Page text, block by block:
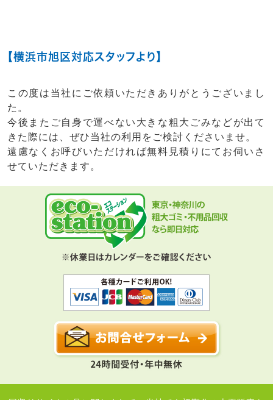
【横浜市旭区対応スタッフより】
この度は当社にご依頼いただきありがとうございまし
た。
今後またご自身で運べない大きな粗大ごみなどが出て
きた際には、ぜひ当社の利用をご検討くださいませ。
遠慮なくお呼びいただければ無料見積りにてお伺いさ
せていただきます。